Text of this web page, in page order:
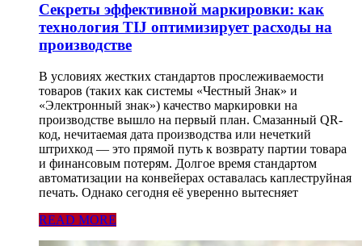
Секреты эффективной маркировки: как
технология TIJ оптимизирует расходы на
производстве
В условиях жестких стандартов прослеживаемости
товаров (таких как системы «Честный Знак» и
«Электронный знак») качество маркировки на
производстве вышло на первый план. Смазанный QR-
код, нечитаемая дата производства или нечеткий
штрихкод — это прямой путь к возврату партии товара
и финансовым потерям. Долгое время стандартом
автоматизации на конвейерах оставалась каплеструйная
печать. Однако сегодня её уверенно вытесняет
READ MORE